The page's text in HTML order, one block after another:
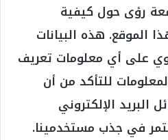
رؤى حول كيفية
الموقع. هذه البيانات
على أي معلومات تعريف
للتأكد من أن
البريد الإلكتروني
في جذب مستخدمينا.